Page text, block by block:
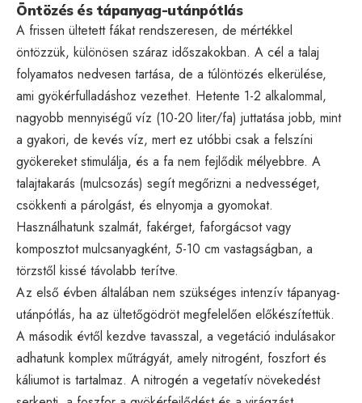
Öntözés és tápanyag-utánpótlás
A frissen ültetett fákat rendszeresen, de mértékkel
öntözzük, különösen száraz időszakokban. A cél a talaj
folyamatos nedvesen tartása, de a túlöntözés elkerülése,
ami gyökérfulladáshoz vezethet. Hetente 1-2 alkalommal,
nagyobb mennyiségű víz (10-20 liter/fa) juttatása jobb, mint
a gyakori, de kevés víz, mert ez utóbbi csak a felszíni
gyökereket stimulálja, és a fa nem fejlődik mélyebbre. A
talajtakarás (mulcsozás) segít megőrizni a nedvességet,
csökkenti a párolgást, és elnyomja a gyomokat.
Használhatunk szalmát, fakérget, faforgácsot vagy
komposztot mulcsanyagként, 5-10 cm vastagságban, a
törzstől kissé távolabb terítve.
Az első évben általában nem szükséges intenzív tápanyag-
utánpótlás, ha az ültetőgödröt megfelelően előkészítettük.
A második évtől kezdve tavasszal, a vegetáció indulásakor
adhatunk komplex műtrágyát, amely nitrogént, foszfort és
káliumot is tartalmaz. A nitrogén a vegetatív növekedést